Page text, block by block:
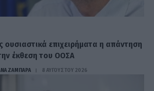
ουσιαστικά επιχειρήματα η απάντηση
έκθεση του ΟΟΣΑ
ΖΑΜΠΑΡΑ 8 ΑΥΓΟΎΣΤΟΥ 2026